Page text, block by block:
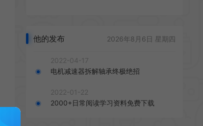
他的发布 2026年8月6日 星期四
2022-04-17
电机减速器拆解轴承终极绝招
2022-01-22
2000+日常阅读学习资料免费下载